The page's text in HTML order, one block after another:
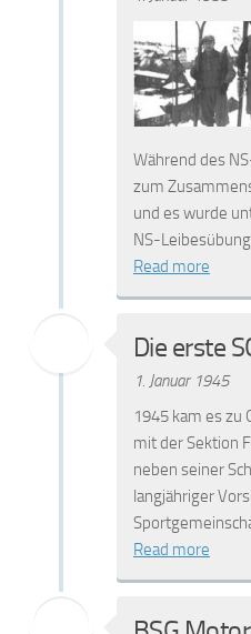
Während des
zum
und es wurde
NS-
Read more
Die erste
1. Januar 1945
1945 kam es zu
mit der Sektion
neben seiner
langjähriger
Read more